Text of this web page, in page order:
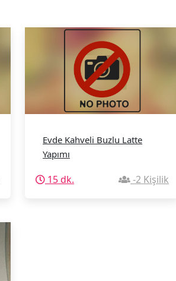
Evde Kahveli Buzlu Latte
Yapımı
15 dk. -2 Kişilik